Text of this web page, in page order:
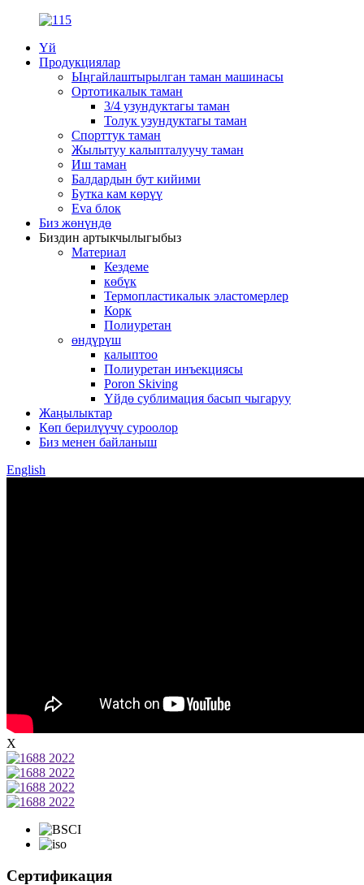
Үй
Продукциялар
Ыңгайлаштырылган таман машинасы
Ортотикалык таман
3/4 узундуктагы таман
Толук узундуктагы таман
Спорттук таман
Жылытуу калыпталуучу таман
Иш таман
Балдардын бут кийими
Бутка кам көрүү
Eva блок
Биз жөнүндө
Биздин артыкчылыгыбыз
Материал
Кездеме
көбүк
Термопластикалык эластомерлер
Корк
Полиуретан
өндүрүш
калыптоо
Полиуретан инъекциясы
Poron Skiving
Үйдө сублимация басып чыгаруу
Жаңылыктар
Көп берилүүчү суроолор
Биз менен байланыш
English
X
Сертификация